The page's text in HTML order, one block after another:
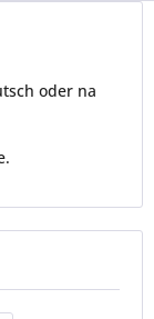
oder na